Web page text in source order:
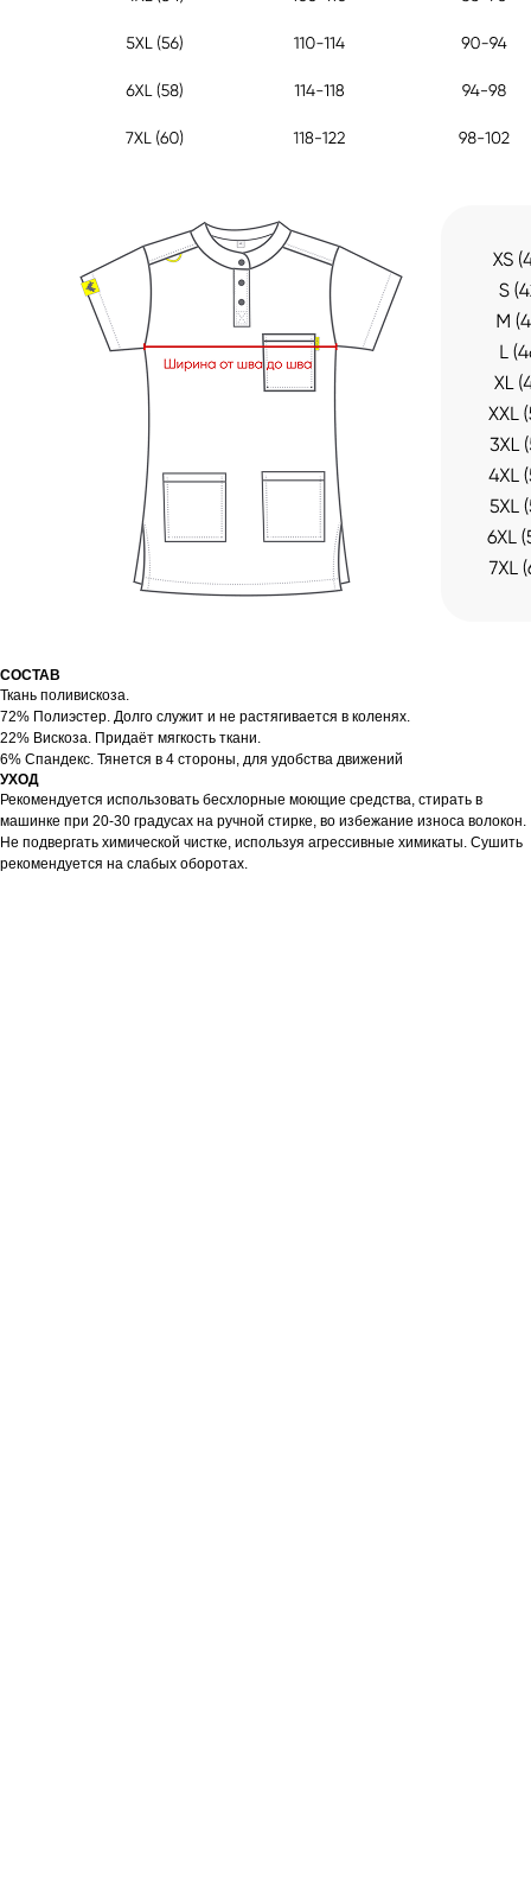
СОСТАВ
Ткань поливискоза.
72% Полиэстер. Долго служит и не растягивается в коленях.
22% Вискоза. Придаёт мягкость ткани.
6% Спандекс. Тянется в 4 стороны, для удобства движений
УХОД
Рекомендуется использовать бесхлорные моющие средства, стирать в
машинке при 20-30 градусах на ручной стирке, во избежание износа волокон.
Не подвергать химической чистке, используя агрессивные химикаты. Сушить
рекомендуется на слабых оборотах.